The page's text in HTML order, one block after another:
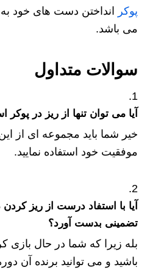
پوکر
انداختن دست های خود
می باشد.
سوالات متداول
آیا می توان تنها از ریز در پوکر
خیر شما باید مجموعه ای از
موفقیت خود استفاده نمایید.
آیا با استفاد درست از ریز
تضمینی بدست آورد؟
بله زیرا که شما در حال
باشید و می توانید برنده آن